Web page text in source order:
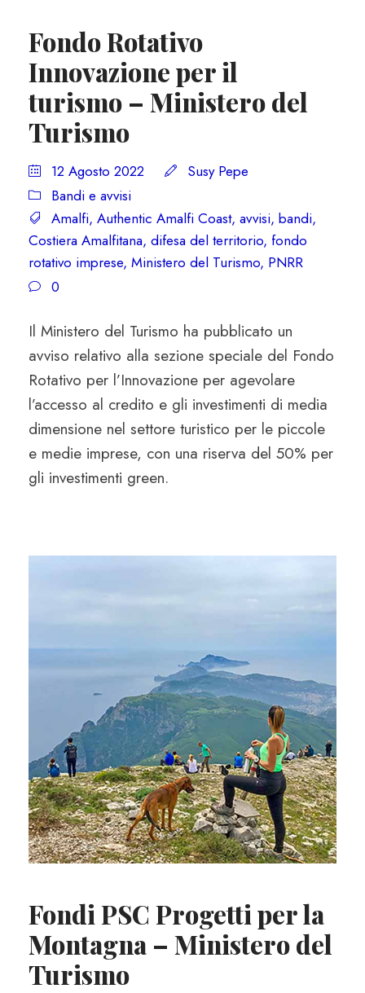
Fondo Rotativo
Innovazione per il
turismo – Ministero del
Turismo
12 Agosto 2022
Susy Pepe
Bandi e avvisi
Amalfi, Authentic Amalfi Coast, avvisi, bandi,
Costiera Amalfitana, difesa del territorio, fondo
rotativo imprese, Ministero del Turismo, PNRR
0
Il Ministero del Turismo ha pubblicato un
avviso relativo alla sezione speciale del Fondo
Rotativo per l’Innovazione per agevolare
l’accesso al credito e gli investimenti di media
dimensione nel settore turistico per le piccole
e medie imprese, con una riserva del 50% per
gli investimenti green.
Fondi PSC Progetti per la
Montagna – Ministero del
Turismo